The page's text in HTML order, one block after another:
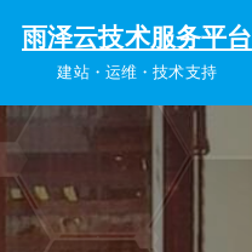
雨泽云技术服务平台
建站・运维・技术支持